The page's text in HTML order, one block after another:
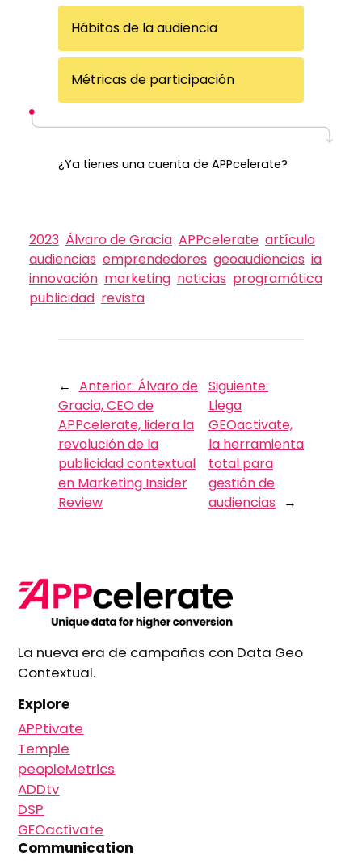
Hábitos de la audiencia
Métricas de participación
¿Ya tienes una cuenta de APPcelerate?
2023 Álvaro de Gracia APPcelerate artículo
audiencias emprendedores geoaudiencias ia
innovación marketing noticias programática
publicidad revista
← Anterior: Álvaro de
Gracia, CEO de
APPcelerate, lidera la
revolución de la
publicidad contextual
en Marketing Insider
Review
Siguiente:
Llega
GEOactivate,
la herramienta
total para
gestión de
audiencias
→
La nueva era de campañas con Data Geo
Contextual.
Explore
APPtivate
Temple
peopleMetrics
ADDtv
DSP
GEOactivate
Communication